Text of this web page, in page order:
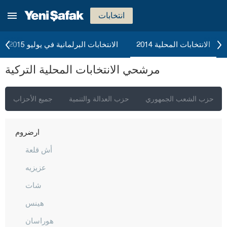
انتخابات
الانتخابات البرلمانية في يوليو 2015 الانتخابات المحلية 2014
مرشحي الانتخابات المحلية التركية
جميع الأحزاب حزب العدالة والتنمية حزب الشعب الجمهوري
دينيزلي
دياربكر
دوزجا
أدرنة
إيرزينجان
أرضروم
أش قلعة
عزيزيه
شات
هينس
هوراسان